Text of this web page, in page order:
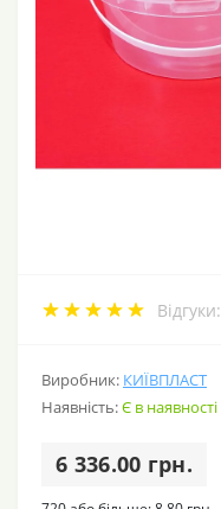
Відгуки:
Виробник: КИЇВПЛАСТ
Наявність:Є в наявності
6 336.00 грн.